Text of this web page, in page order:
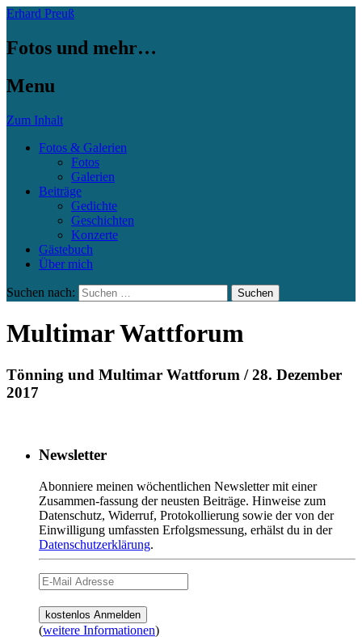
Erhard Preuß
Fotos und mehr…
Menu
Zum Inhalt
Fotos & Galerien
Fotos
Galerien
Beiträge
Gedichte
Geschichten
Konzerte
Gästebuch
Über mich
Suchen nach:
Multimar Wattforum
Tönning und Multimar Wattforum / 28. Dezember
2017
Newsletter
Abonniere meinen wöchentlichen Newsletter mit einer
Zusammen-fassung der neusten Beiträge. Hinweise zum
Datenschutz, Widerruf, Protokollierung sowie der von der
Einwilligung umfassten Erfolgsmessung, erhälst du in der
Datenschutzerklärung.
(weitere Informationen)